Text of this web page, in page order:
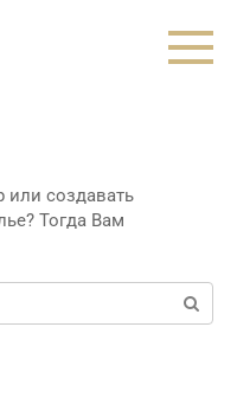
или создавать
Тогда Вам